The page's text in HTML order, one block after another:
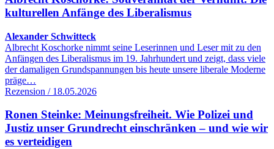
kulturellen Anfänge des Liberalismus
Alexander Schwitteck
Albrecht Koschorke nimmt seine Leserinnen und Leser mit zu den
Anfängen des Liberalismus im 19. Jahrhundert und zeigt, dass viele
der damaligen Grundspannungen bis heute unsere liberale Moderne
präge…
Rezension / 18.05.2026
Ronen Steinke: Meinungsfreiheit. Wie Polizei und
Justiz unser Grundrecht einschränken – und wie wir
es verteidigen